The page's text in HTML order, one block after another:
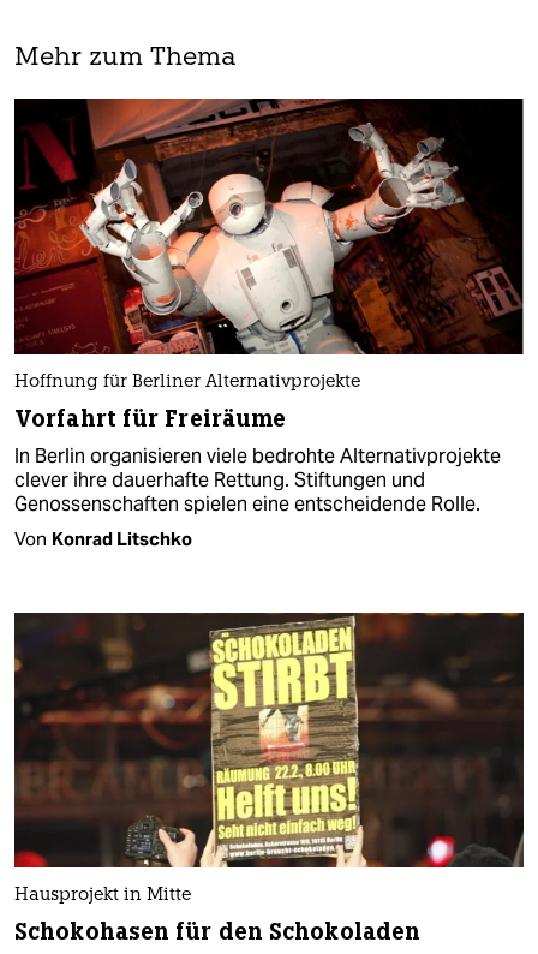
Mehr zum Thema
Hoffnung für Berliner Alternativprojekte
Vorfahrt für Freiräume
In Berlin organisieren viele bedrohte Alternativprojekte
clever ihre dauerhafte Rettung. Stiftungen und
Genossenschaften spielen eine entscheidende Rolle.
Von Konrad Litschko
Hausprojekt in Mitte
Schokohasen für den Schokoladen